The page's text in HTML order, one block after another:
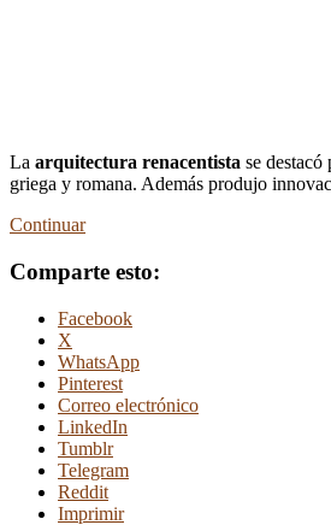
La arquitectura renacentista se
griega y romana. Además produjo
Continuar
Comparte esto:
Facebook
X
WhatsApp
Pinterest
Correo electrónico
LinkedIn
Tumblr
Telegram
Reddit
Imprimir